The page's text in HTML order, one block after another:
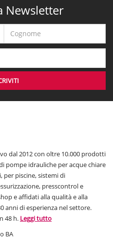
Newsletter
dal 2012 con oltre 10.000 prodotti
pompe idrauliche per acque chiare
per piscine, sistemi di
presscontrol e
e affidati alla qualità e alla
anni di esperienza nel settore.
48 h. Leggi tutto
BA